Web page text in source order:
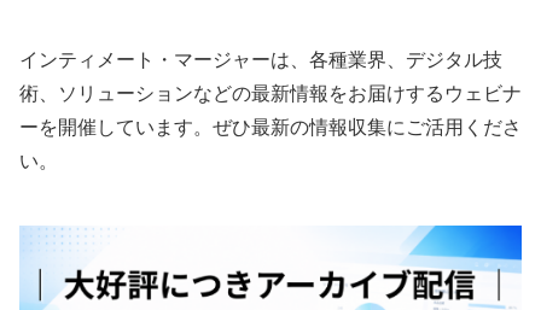
インティメート・マージャーは、各種業界、デジタル技
術、ソリューションなどの最新情報をお届けするウェビナ
ーを開催しています。ぜひ最新の情報収集にご活用くださ
い。